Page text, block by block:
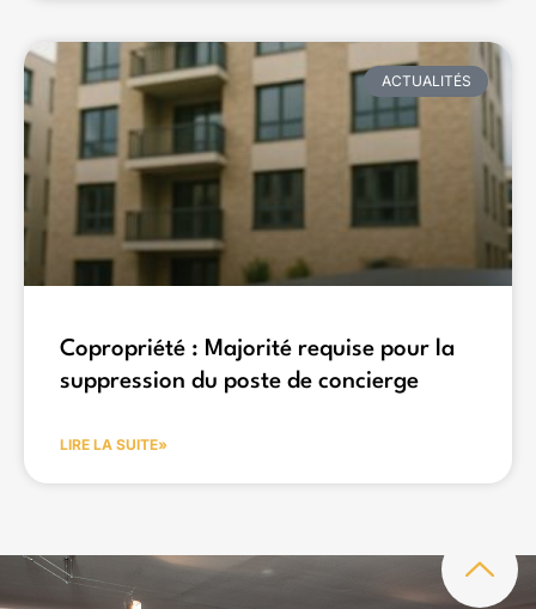
ACTUALITÉS
Copropriété : Majorité requise pour la
suppression du poste de concierge
LIRE LA SUITE»